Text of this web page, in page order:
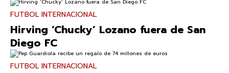
FUTBOL INTERNACIONAL
Hirving ‘Chucky’ Lozano fuera de San
Diego FC
FUTBOL INTERNACIONAL